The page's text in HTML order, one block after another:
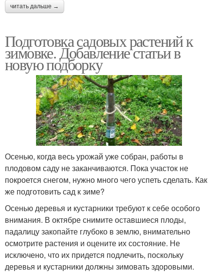
читать дальше →
Подготовка садовых растений к
зимовке. Добавление статьи в
новую подборку
Осенью, когда весь урожай уже собран, работы в
плодовом саду не заканчиваются. Пока участок не
покроется снегом, нужно много чего успеть сделать. Как
же подготовить сад к зиме?
Осенью деревья и кустарники требуют к себе особого
внимания. В октябре снимите оставшиеся плоды,
падалицу закопайте глубоко в землю, внимательно
осмотрите растения и оцените их состояние. Не
исключено, что их придется подлечить, поскольку
деревья и кустарники должны зимовать здоровыми.